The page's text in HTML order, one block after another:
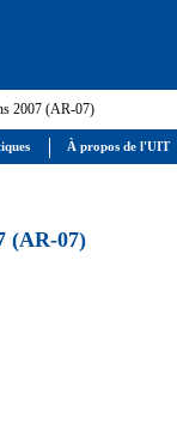
2007 (AR-07)
(AR-07)
À propos de l'UIT